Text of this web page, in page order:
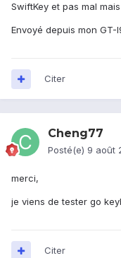
SwiftKey et pas mal
Envoyé depuis mon
Citer
Cheng77
Posté(e) 9 août
merci,
je viens de tester go
Citer